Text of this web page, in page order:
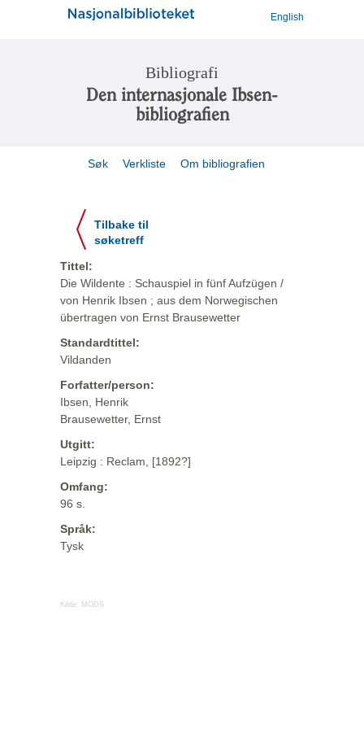
English
Bibliografi
Den internasjonale Ibsen-
bibliografien
Søk Verkliste Om bibliografien
Tilbake til
søketreff
Tittel:
Die Wildente : Schauspiel in fünf Aufzügen /
von Henrik Ibsen ; aus dem Norwegischen
übertragen von Ernst Brausewetter
Standardtittel:
Vildanden
Forfatter/person:
Ibsen, Henrik
Brausewetter, Ernst
Utgitt:
Leipzig : Reclam, [1892?]
Omfang:
96 s.
Språk:
Tysk
Kilde: MODS